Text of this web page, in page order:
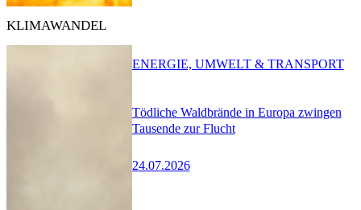
KLIMAWANDEL
Tödliche Waldbrände in Europa zwingen
Tausende zur Flucht
24.07.2026
ENERGIE, UMWELT & TRANSPORT